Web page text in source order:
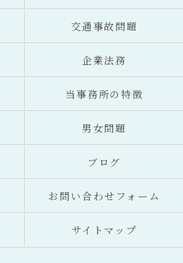
交通事故問題
企業法務
当事務所の特徴
男女問題
ブログ
お問い合わせフォーム
サイトマップ